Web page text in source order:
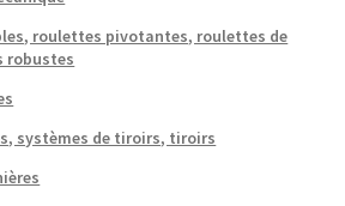
roulettes pivotantes, roulettes de
robustes
systèmes de tiroirs, tiroirs